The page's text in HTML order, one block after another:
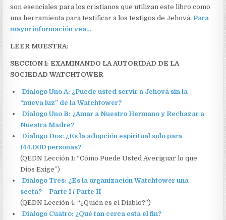
son esenciales para los cristianos que utilizan este libro como
una herramienta para testificar a los testigos de Jehová. Para
mayor información vea…
LEER MUESTRA:
SECCION 1: EXAMINANDO LA AUTORIDAD DE LA
SOCIEDAD WATCHTOWER
Dialogo Uno A: ¿Puede usted servir a Jehová sin la
“nueva luz” de la Watchtower?
Dialogo Uno B: ¿Amar a Nuestro Hermano y Rechazar a
Nuestra Madre?
Dialogo Dos: ¿Es la adopción espiritual solo para
144.000 personas?
(QEDN Lección 1: “Cómo Puede Usted Averiguar lo que
Dios Exige”)
Dialogo Tres: ¿Es la organización Watchtower una
secta? – Parte I / Parte II
(QEDN Lección 4: “¿Quién es el Diablo?”)
Dialogo Cuatro: ¿Qué tan cerca esta el fin?